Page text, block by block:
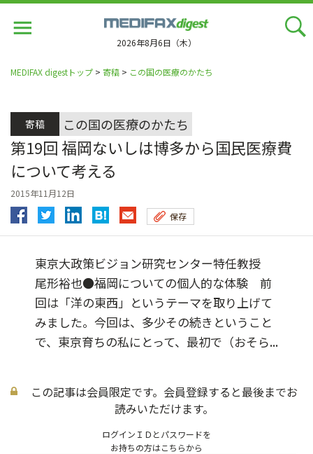
2026年8月6日（木）
MEDIFAX digestトップ > 寄稿 > この国の医療のかたち
寄稿 この国の医療のかたち
第19回 福岡ないしは博多から国民医療費
について考える
2015年11月12日
保存
東京大政策ビジョン研究センター特任教授
尾形裕也●福岡についての個人的な体験 前
回は「洋の東西」というテーマを取り上げて
みました。今回は、多少その続きということ
で、東京育ちの私にとって、最初で（おそら...
この記事は会員限定です。会員登録すると最後までお
読みいただけます。
ログインＩＤとパスワードを
お持ちの方はこちらから